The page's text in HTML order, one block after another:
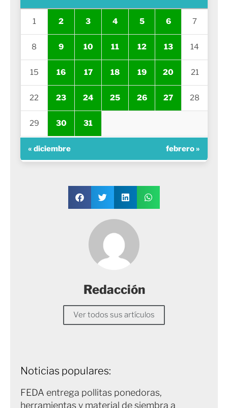
1 2 3 4 5 6 7
8 9 10 11 12 13 14
15 16 17 18 19 20 21
22 23 24 25 26 27 28
29 30 31
« diciembre febrero »
Redacción
Ver todos sus artículos
Noticias populares:
FEDA entrega pollitas ponedoras,
herramientas y material de siembra a